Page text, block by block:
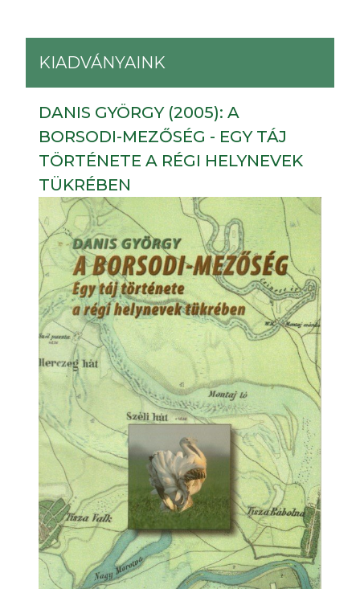
KIADVÁNYAINK
DANIS GYÖRGY (2005): A
BORSODI-MEZŐSÉG - EGY TÁJ
TÖRTÉNETE A RÉGI HELYNEVEK
TÜKRÉBEN